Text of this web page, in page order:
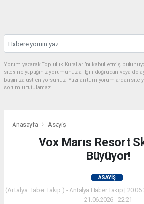
Yorum yazarak Topluluk Kuralları’nı kabul etmiş
sitesine yaptığınız yorumunuzla ilgili doğrudan veya
başınıza üstleniyorsunuz. Yazılan tüm yorumlardan
sorumlu tutulamaz.
Anasayfa Asayiş
Vox Marıs Resort
Büyüyor!
ASAYIŞ
(Antalya Haber Takip ) - Antalya Haber Takip |
21.06.2026 - 22:21